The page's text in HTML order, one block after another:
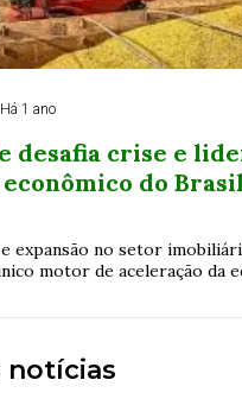
Há 1 ano
desafia crise e
do
expansão no setor
motor de aceleração da
notícias